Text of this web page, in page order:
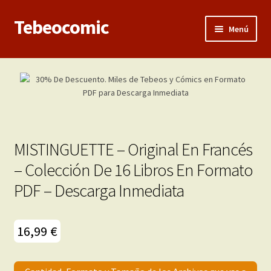
Ir
Ir
al
Tebeocomic Menú
Inicio
Adultos
Porno 3D
Inéditas
el
MISTINGUETTE – Original En Francés
– Colección De 16 Libros En Formato
PDF – Descarga Inmediata
16,99 €